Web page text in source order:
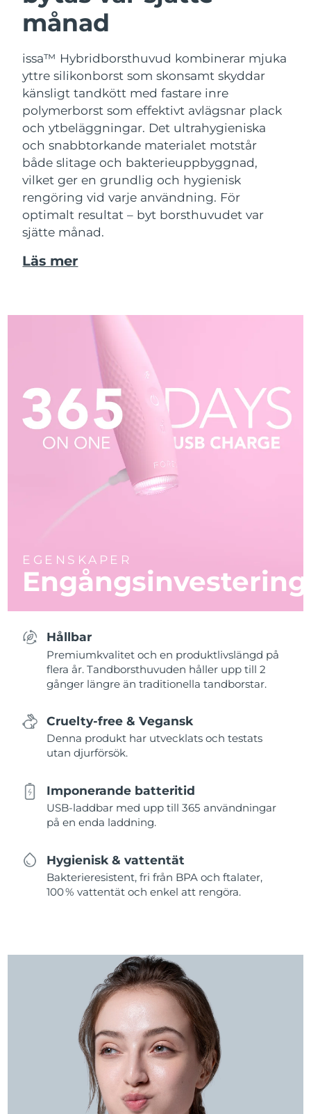
månad
issa™ Hybridborsthuvud kombinerar mjuka
yttre silikonborst som skonsamt skyddar
känsligt tandkött med fastare inre
polymerborst som effektivt avlägsnar plack
och ytbeläggningar. Det ultrahygieniska
och snabbtorkande materialet motstår
både slitage och bakterieuppbyggnad,
vilket ger en grundlig och hygienisk
rengöring vid varje användning. För
optimalt resultat – byt borsthuvudet var
sjätte månad.
Läs mer
EGENSKAPER
Engångsinvestering
Hållbar
Premiumkvalitet och en produktlivslängd på
flera år. Tandborsthuvuden håller upp till 2
gånger längre än traditionella tandborstar.
Cruelty-free & Vegansk
Denna produkt har utvecklats och testats
utan djurförsök.
Imponerande batteritid
USB-laddbar med upp till 365 användningar
på en enda laddning.
Hygienisk & vattentät
Bakterieresistent, fri från BPA och ftalater,
100 % vattentät och enkel att rengöra.